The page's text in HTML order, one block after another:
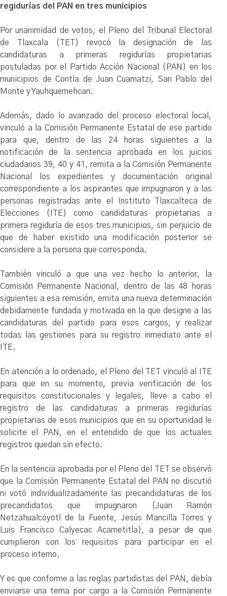
regidurías del PAN en tres municipios
Por unanimidad de votos, el Pleno del Tribunal Electoral
de Tlaxcala (TET) revocó la designación de las
candidaturas a primeras regidurías propietarias
postuladas por el Partido Acción Nacional (PAN) en los
municipios de Contla de Juan Cuamatzi, San Pablo del
Monte y Yauhquemehcan.
Además, dado lo avanzado del proceso electoral local,
vinculó a la Comisión Permanente Estatal de ese partido
para que, dentro de las 24 horas siguientes a la
notificación de la sentencia aprobada en los juicios
ciudadanos 39, 40 y 41, remita a la Comisión Permanente
Nacional los expedientes y documentación original
correspondiente a los aspirantes que impugnaron y a las
personas registradas ante el Instituto Tlaxcalteca de
Elecciones (ITE) como candidaturas propietarias a
primera regiduría de esos tres municipios, sin perjuicio de
que de haber existido una modificación posterior se
considere a la persona que corresponda.
También vinculó a que una vez hecho lo anterior, la
Comisión Permanente Nacional, dentro de las 48 horas
siguientes a esa remisión, emita una nueva determinación
debidamente fundada y motivada en la que designe a las
candidaturas del partido para esos cargos, y realizar
todas las gestiones para su registro inmediato ante el
ITE.
En atención a lo ordenado, el Pleno del TET vinculó al ITE
para que en su momento, previa verificación de los
requisitos constitucionales y legales, lleve a cabo el
registro de las candidaturas a primeras regidurías
propietarias de esos municipios que en su oportunidad le
solicite el PAN, en el entendido de que los actuales
registros quedan sin efecto.
En la sentencia aprobada por el Pleno del TET se observó
que la Comisión Permanente Estatal del PAN no discutió
ni votó individualizadamente las precandidaturas de los
precandidatos que impugnaron (Juan Ramón
Netzahualcóyotl de la Fuente, Jesús Mancilla Torres y
Luis Francisco Calyecac Acametitla), a pesar de que
cumplieron con los requisitos para participar en el
proceso interno.
Y es que conforme a las reglas partidistas del PAN, debía
enviarse una terna por cargo a la Comisión Permanente